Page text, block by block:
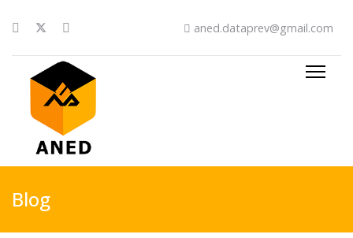
aned.dataprev@gmail.com
Blog